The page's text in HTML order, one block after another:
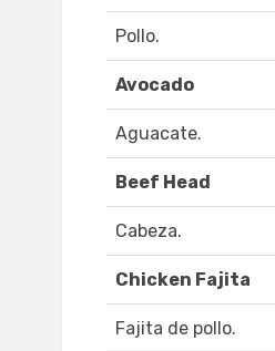
Pollo.
Avocado
Aguacate.
Beef Head
Cabeza.
Chicken Fajita
Fajita de pollo.